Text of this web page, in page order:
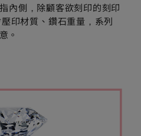
內側，除顧客欲刻印的刻印
印材質、鑽石重量，系列
。